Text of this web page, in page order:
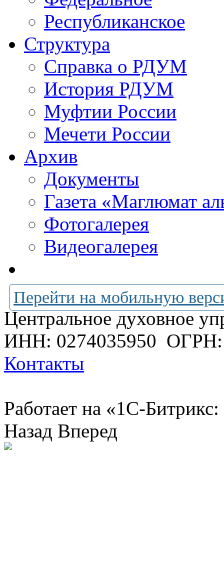
Республиканское
Структура
Справка о РДУМ
История РДУМ
Муфтии России
Мечети России
Архив
Документы
Газета «Маглюмат
Фотогалерея
Видеогалерея
Перейти на мобильную
Центральное духовное
ИНН: 0274035950 ОГРН:
Контакты
Работает на «1С-
Назад Вперед